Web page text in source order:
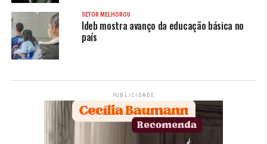
SETOR MELHOROU
Ideb mostra avanço da educação básica no
país
PUBLICIDADE